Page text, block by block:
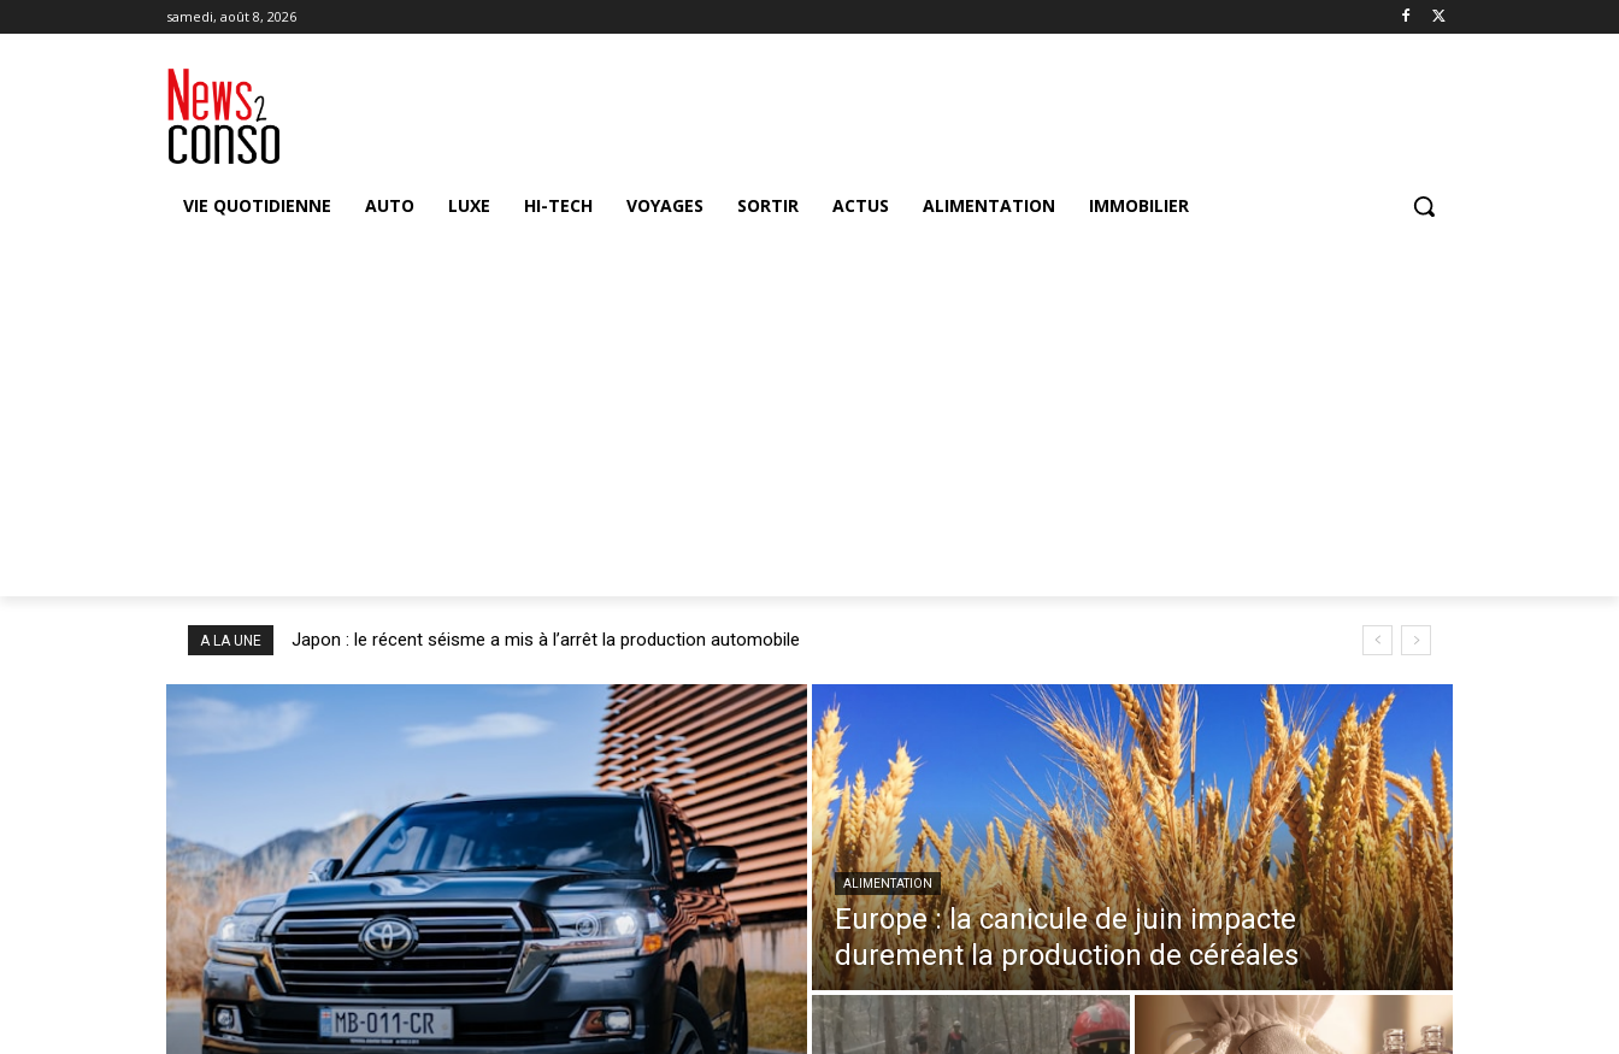
samedi, août 8, 2026
VIE QUOTIDIENNE AUTO LUXE HI-TECH VOYAGES SORTIR ACTUS ALIMENTATION IMMOBILIER
A LA UNE Japon : le récent séisme a mis à l’arrêt la production automobile
ALIMENTATION
Europe : la canicule de juin impacte
durement la production de céréales